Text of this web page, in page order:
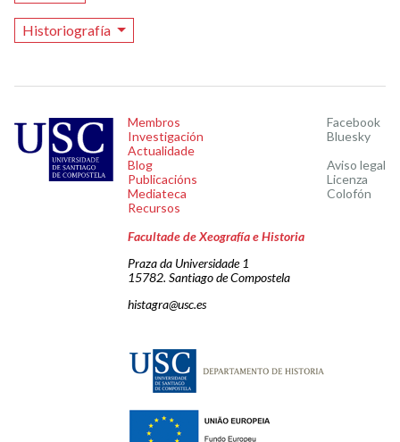
Historiografía
Membros
Investigación
Actualidade
Blog
Publicacións
Mediateca
Recursos
Facebook
Bluesky
Aviso legal
Licenza
Colofón
Facultade de Xeografía e Historia
Praza da Universidade 1
15782. Santiago de Compostela
histagra@usc.es